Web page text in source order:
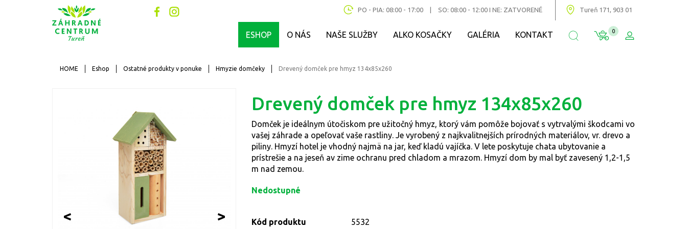
Tureň 171, 903 01
PO - PIA: 08:00 - 17:00 SO: 08:00 - 12:00 I NE: ZATVORENÉ
ESHOP O NÁS NAŠE SLUŽBY ALKO KOSAČKY GALÉRIA KONTAKT 0
HOME Eshop Ostatné produkty v ponuke Hmyzie domčeky Drevený domček pre hmyz 134x85x260
>
<
Drevený domček pre hmyz 134x85x260
Domček je ideálnym útočiskom pre užitočný hmyz, ktorý vám pomôže bojovať s vytrvalými škodcami vo
vašej záhrade a opeľovať vaše rastliny. Je vyrobený z najkvalitnejších prírodných materiálov, vr. drevo a
piliny. Hmyzí hotel je vhodný najmä na jar, keď kladú vajíčka. V lete poskytuje chata ubytovanie a
prístrešie a na jeseň av zime ochranu pred chladom a mrazom. Hmyzí dom by mal byť zavesený 1,2-1,5
m nad zemou.
Nedostupné
Kód produktu 5532